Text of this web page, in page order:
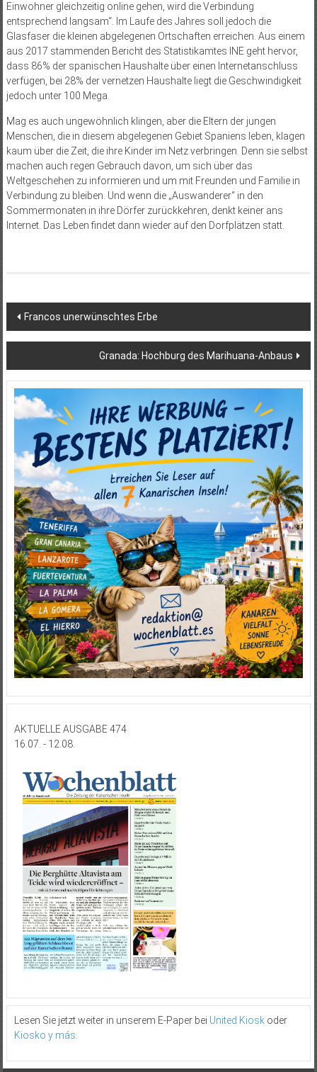
Einwohner gleichzeitig online gehen, wird die Verbindung
entsprechend langsam“. Im Laufe des Jahres soll jedoch die
Glasfaser die kleinen abgelegenen Ortschaften erreichen. Aus einem
aus 2017 stammenden Bericht des Statistikamtes INE geht hervor,
dass 86% der spanischen Haushalte über einen Internetanschluss
verfügen, bei 28% der vernetzen Haushalte liegt die Geschwindigkeit
jedoch unter 100 Mega.
Mag es auch ungewöhnlich klingen, aber die Eltern der jungen
Menschen, die in diesem abgelegenen Gebiet Spaniens leben, klagen
kaum über die Zeit, die ihre Kinder im Netz verbringen. Denn sie selbst
machen auch regen Gebrauch davon, um sich über das
Weltgeschehen zu informieren und um mit Freunden und Familie in
Verbindung zu bleiben. Und wenn die „Auswanderer“ in den
Sommermonaten in ihre Dörfer zurückkehren, denkt keiner ans
Internet. Das Leben findet dann wieder auf den Dorfplätzen statt.
Beitragsnavigation
Francos unerwünschtes Erbe
Granada: Hochburg des Marihuana-Anbaus
AKTUELLE AUSGABE 474
16.07. - 12.08.
Lesen Sie jetzt weiter in unserem E-Paper bei United Kioskoder
Kiosko y más.